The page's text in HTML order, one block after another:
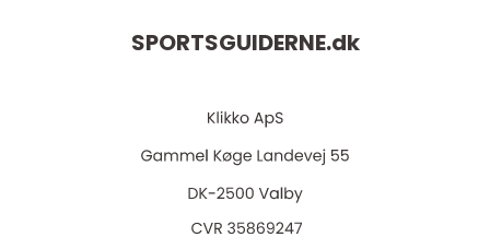
SPORTSGUIDERNE.dk